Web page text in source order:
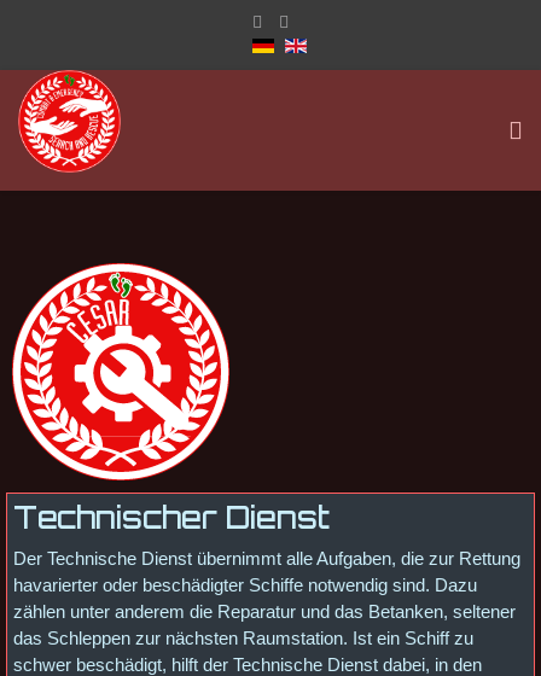
Technischer Dienst
Der Technische Dienst übernimmt alle Aufgaben, die zur Rettung
havarierter oder beschädigter Schiffe notwendig sind. Dazu
zählen unter anderem die Reparatur und das Betanken, seltener
das Schleppen zur nächsten Raumstation. Ist ein Schiff zu
schwer beschädigt, hilft der Technische Dienst dabei, in den